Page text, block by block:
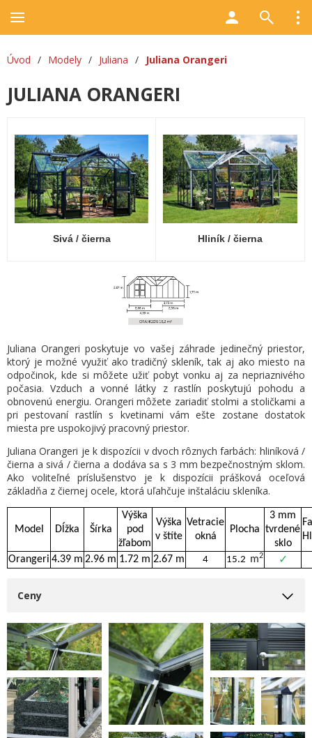
Úvod / Modely / Juliana / Juliana Orangeri
JULIANA ORANGERI
Sivá / čierna Hliník / čierna
Juliana Orangeri poskytuje vo vašej záhrade jedinečný priestor,
ktorý je možné využiť ako tradičný skleník, tak aj ako miesto na
odpočinok, kde si môžete užiť pobyt vonku aj za nepriaznivého
počasia. Vzduch a vonné látky z rastlín poskytujú pohodu a
obnovenú energiu. Orangeri môžete zariadiť stolmi a stoličkami a
pri pestovaní rastlín s kvetinami vám ešte zostane dostatok
miesta pre uspokojivý pracovný priestor.
Juliana Orangeri je k dispozícii v dvoch rôznych farbách: hliníková /
čierna a sivá / čierna a dodáva sa s 3 mm bezpečnostným sklom.
Ako voliteľné príslušenstvo je k dispozícii prášková oceľová
základňa z čiernej ocele, ktorá uľahčuje inštaláciu skleníka.
Model Dĺžka Šírka
Výška
pod
žľabom
Výška
v štíte
Vetracie
okná
Plocha
3 mm
tvrdené
sklo
Orangeri 4.39 m 2.96 m 1.72 m 2.67 m 4 15.2 m2 ✓
Ceny